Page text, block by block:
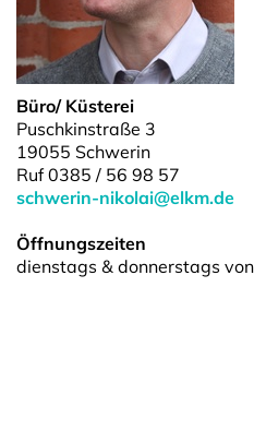
Büro/ Küsterei
Puschkinstraße 3
19055 Schwerin
Ruf 0385 / 56 98 57
schwerin-nikolai@elkm.de
Öffnungszeiten
dienstags & donnerstags